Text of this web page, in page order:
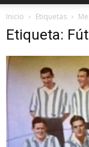
Inicio Etiquetas
Etiqueta: